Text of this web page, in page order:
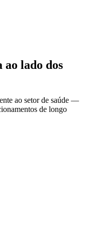
ao lado dos
ao setor de saúde —
de longo